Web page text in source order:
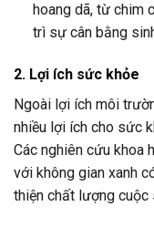
hoang dã, từ chim
trì sự cân bằng
2. Lợi ích sức khỏe
Ngoài lợi ích môi
nhiều lợi ích cho sức
Các nghiên cứu khoa
với không gian xanh
thiện chất lượng cuộc